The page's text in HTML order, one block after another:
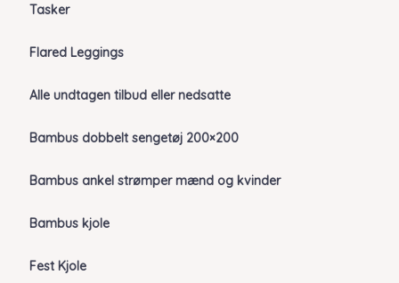
Tasker
Flared Leggings
Alle undtagen tilbud eller nedsatte
Bambus dobbelt sengetøj 200×200
Bambus ankel strømper mænd og kvinder
Bambus kjole
Fest Kjole